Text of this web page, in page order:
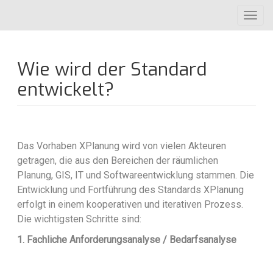
Inhalt
Wie wird der Standard
entwickelt?
Das Vorhaben XPlanung wird von vielen Akteuren
getragen, die aus den Bereichen der räumlichen
Planung, GIS, IT und Softwareentwicklung stammen. Die
Entwicklung und Fortführung des Standards XPlanung
erfolgt in einem kooperativen und iterativen Prozess.
Die wichtigsten Schritte sind:
1. Fachliche Anforderungsanalyse / Bedarfsanalyse